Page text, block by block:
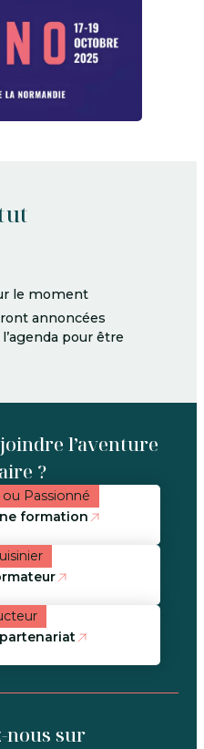
le moment
annoncées
pour être
l’aventure
?
Passionné
formation
nous sur